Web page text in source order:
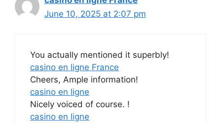
June 10, 2025 at 2:07 pm
You actually mentioned it superbly!
casino en ligne France
Cheers, Ample information!
casino en ligne
Nicely voiced of course. !
casino en ligne